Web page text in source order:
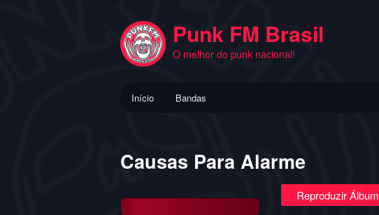
Punk FM Brasil
O melhor do punk nacional!
Início Bandas
Causas Para Alarme
Reproduzir Álbum